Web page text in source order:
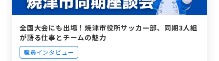
全国大会にも出場！焼津市役所サッカー部、同期3人組
が語る仕事とチームの魅力
職員インタビュー